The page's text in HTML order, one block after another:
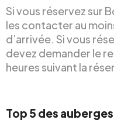
Si vous réservez sur
les contacter au
d’arrivée. Si vous
devez demander le
heures suivant la
Top 5 des